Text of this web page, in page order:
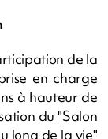
de la
en charge
à hauteur de
du "Salon
long de la vie"